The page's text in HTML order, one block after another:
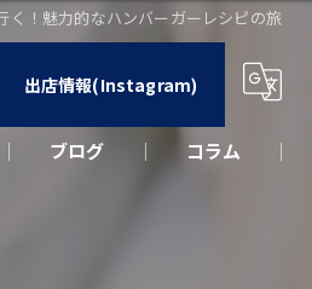
く！魅力的なハンバーガーレシピの旅
出店情報(Instagram)
ブログ コラム